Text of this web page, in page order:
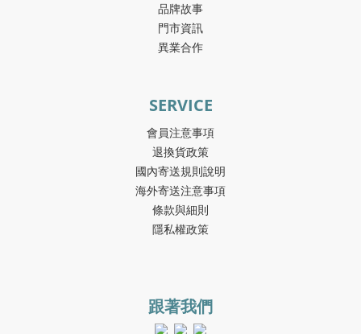
品牌故事
門市資訊
異業合作
SERVICE
會員注意事項
退換貨政策
國內寄送規則說明
海外寄送注意事項
條款與細則
隱私權政策
跟著我們